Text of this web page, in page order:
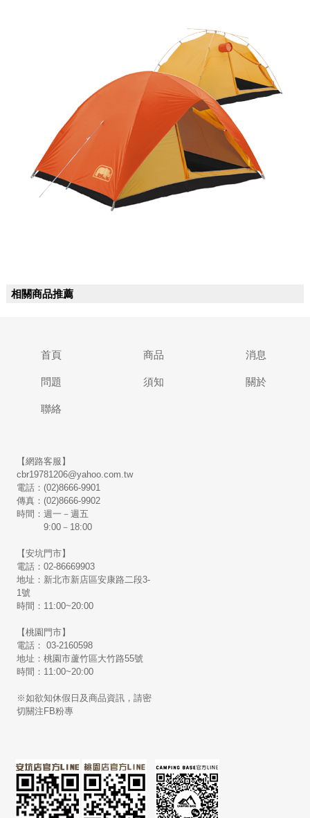
相關商品推薦
首頁 商品 消息
問題 須知 關於
聯絡
【網路客服】
cbr19781206@yahoo.com.tw
電話：(02)8666-9901
傳真：(02)8666-9902
時間：週一－週五
9:00－18:00
【安坑門市】
電話：02-86669903
地址：新北市新店區安康路二段3-
1號
時間：11:00~20:00
【桃園門市】
電話： 03-2160598
地址：桃園市蘆竹區大竹路55號
時間：11:00~20:00
※如欲知休假日及商品資訊，請密
切關注FB粉專